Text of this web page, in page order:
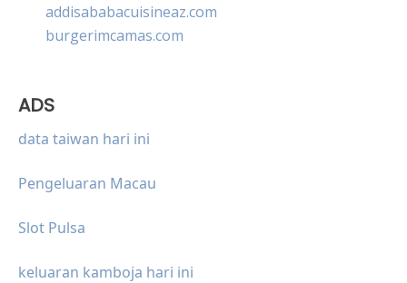
addisababacuisineaz.com
burgerimcamas.com
ADS
data taiwan hari ini
Pengeluaran Macau
Slot Pulsa
keluaran kamboja hari ini